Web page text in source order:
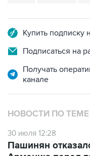
Купить подписку
Подписаться на
Получать
канале
НОВОСТИ ПО ТЕМЕ
30 июля 12:28
Пашинян